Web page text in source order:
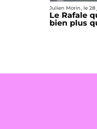
Julien Morin, le 28
Le Rafale
bien plus